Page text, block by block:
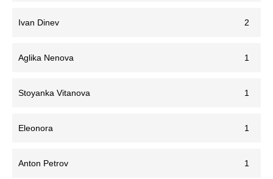
Ivan Dinev 2
Aglika Nenova 1
Stoyanka Vitanova 1
Eleonora 1
Anton Petrov 1